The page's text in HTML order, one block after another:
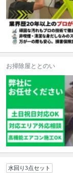
お掃除屋ととのい
水回り3点セット